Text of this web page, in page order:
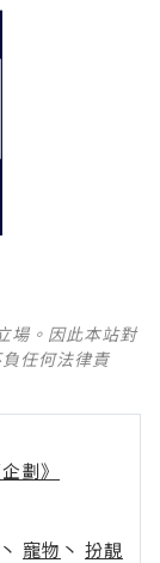
場。因此本站對
任何法律責
劃》
丶 寵物 丶 扮靚